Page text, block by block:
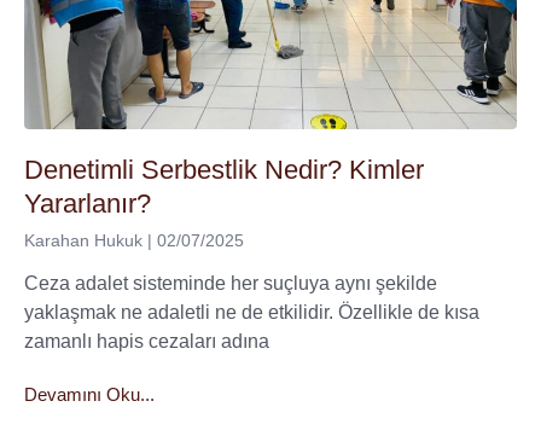
Denetimli Serbestlik Nedir? Kimler
Yararlanır?
Karahan Hukuk 02/07/2025
Ceza adalet sisteminde her suçluya aynı şekilde
yaklaşmak ne adaletli ne de etkilidir. Özellikle de kısa
zamanlı hapis cezaları adına
Devamını Oku...